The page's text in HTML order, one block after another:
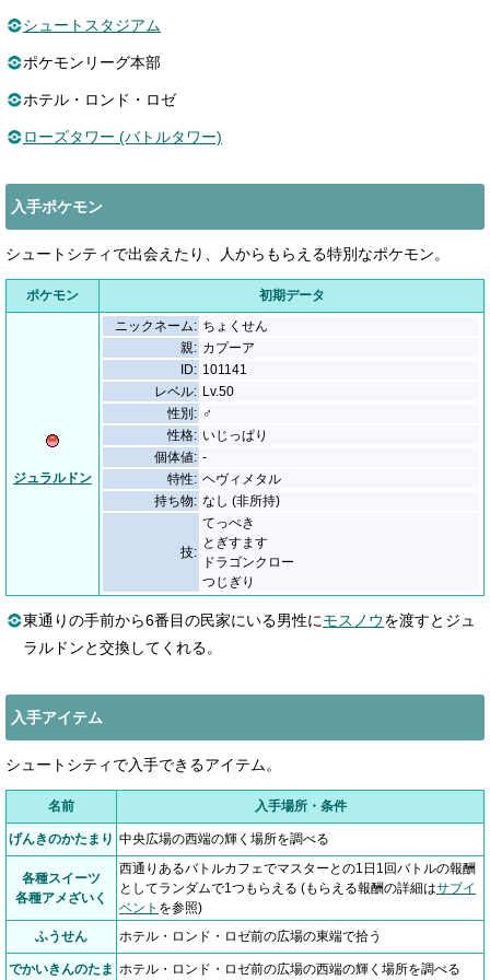
シュートスタジアム
ポケモンリーグ本部
ホテル・ロンド・ロゼ
ローズタワー (バトルタワー)
入手ポケモン
シュートシティで出会えたり、人からもらえる特別なポケモン。
ポケモン 初期データ
ジュラルドン
ニックネーム: ちょくせん
親: カプーア
ID: 101141
レベル: Lv.50
性別: ♂
性格: いじっぱり
個体値: -
特性: ヘヴィメタル
持ち物: なし (非所持)
技:
てっぺき
とぎすます
ドラゴンクロー
つじぎり
東通りの手前から6番目の民家にいる男性にモスノウを渡すとジュ
ラルドンと交換してくれる。
入手アイテム
シュートシティで入手できるアイテム。
名前 入手場所・条件
げんきのかたまり 中央広場の西端の輝く場所を調べる
各種スイーツ
各種アメざいく
西通りあるバトルカフェでマスターとの1日1回バトルの報酬
としてランダムで1つもらえる (もらえる報酬の詳細はサブイ
ベント を参照)
ふうせん
ホテル・ロンド・ロゼ前の広場の東端で拾う
でかいきんのたま ホテル・ロンド・ロゼ前の広場の西端の輝く場所を調べる